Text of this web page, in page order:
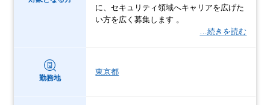
に、セキュリティ領域へキャリアを広げた
い方を広く募集します 。
…続きを読む
勤務地
東京都